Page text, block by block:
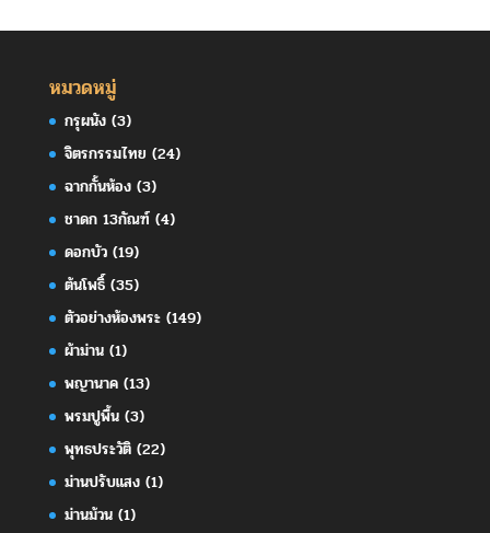
หมวดหมู่
กรุผนัง(3)
จิตรกรรมไทย (24)
ฉากกั้นห้อง(3)
ชาดก 13กัณฑ์(4)
ดอกบัว(19)
ต้นโพธิ์(35)
ตัวอย่างห้องพระ(149)
ผ้าม่าน(1)
พญานาค(13)
พรมปูพื้น(3)
พุทธประวัติ(22)
ม่านปรับแสง(1)
ม่านม้วน(1)